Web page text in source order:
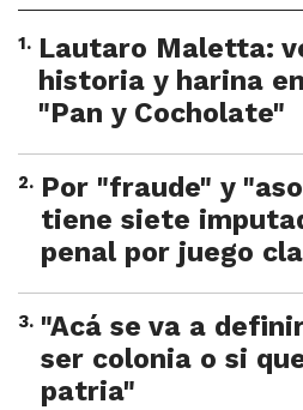
1. Lautaro Maletta:
historia y harina
"Pan y Cocholate"
2. Por "fraude" y
tiene siete
penal por juego
3. "Acá se va a
ser colonia o si
patria"